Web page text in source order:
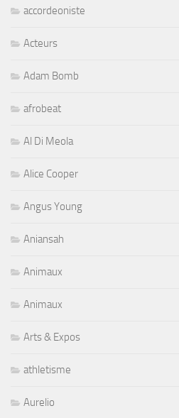
accordeoniste
Acteurs
Adam Bomb
afrobeat
Al Di Meola
Alice Cooper
Angus Young
Aniansah
Animaux
Animaux
Arts & Expos
athletisme
Aurelio